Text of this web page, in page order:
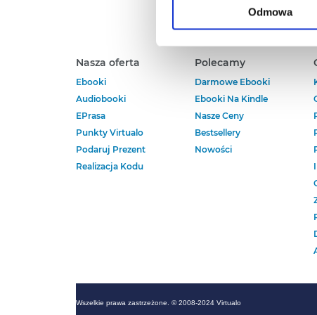
o przysługujących Ci
Odmowa
Nasza oferta
Ebooki
Audiobooki
EPrasa
Punkty Virtualo
Podaruj Prezent
Realizacja Kodu
Polecamy
Darmowe Ebooki
Ebooki Na Kindle
Nasze Ceny
Bestsellery
Nowości
Wszelkie prawa zastrzeżone. © 2008-2024 Virtualo